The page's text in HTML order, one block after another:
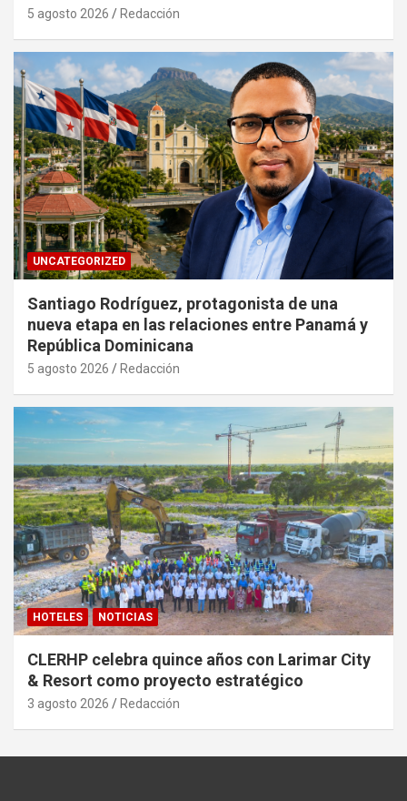
5 agosto 2026 Redacción
UNCATEGORIZED
Santiago Rodríguez, protagonista de una
nueva etapa en las relaciones entre Panamá y
República Dominicana
5 agosto 2026 Redacción
HOTELES NOTICIAS
CLERHP celebra quince años con Larimar City
& Resort como proyecto estratégico
3 agosto 2026 Redacción